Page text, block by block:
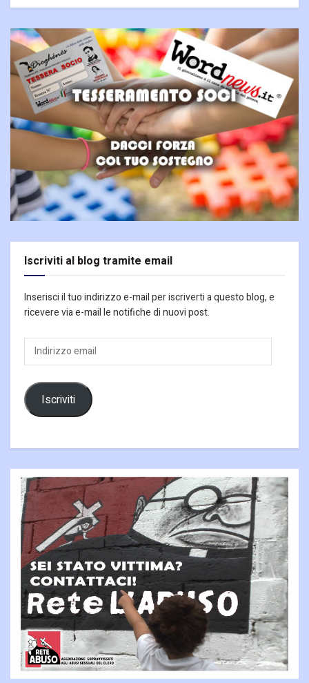
Iscriviti al blog tramite email
Inserisci il tuo indirizzo e-mail per iscriverti a questo blog, e
ricevere via e-mail le notifiche di nuovi post.
Indirizzo
email
Iscriviti